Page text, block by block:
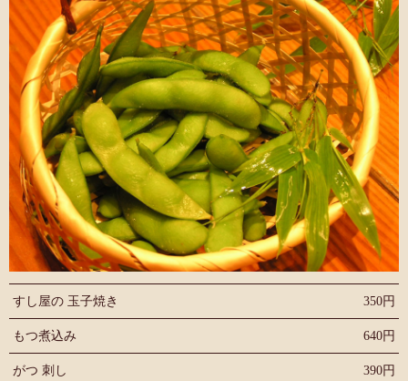
すし屋の 玉子焼き 350円
もつ煮込み 640円
がつ 刺し 390円